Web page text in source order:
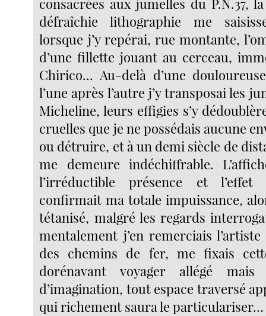
défraîchie lithographie me
lorsque j’y repérai, rue montante,
d’une fillette jouant au cerceau,
Chirico... Au-delà d’une
l’une après l’autre j’y transposai les
Micheline, leurs effigies s’y
cruelles que je ne possédais aucune
ou détruire, et à un demi siècle de
me demeure indéchiffrable.
l’irréductible présence et
confirmait ma totale impuissance,
tétanisé, malgré les regards
mentalement j’en remerciais
des chemins de fer, me fixais
dorénavant voyager allégé
d’imagination, tout espace traversé
qui richement saura le particulariser…